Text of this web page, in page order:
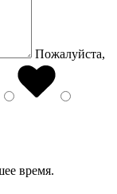
Пожалуйста,
время.